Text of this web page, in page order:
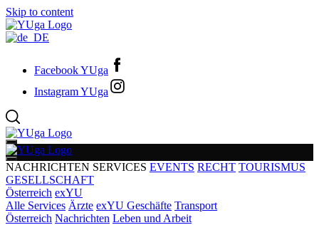
Skip to content
Facebook YUga
Instagram YUga
NACHRICHTEN SERVICES EVENTS RECHT TOURISMUS
GESELLSCHAFT
Österreich exYU
Alle Services Ärzte exYU Geschäfte Transport
Österreich Nachrichten Leben und Arbeit